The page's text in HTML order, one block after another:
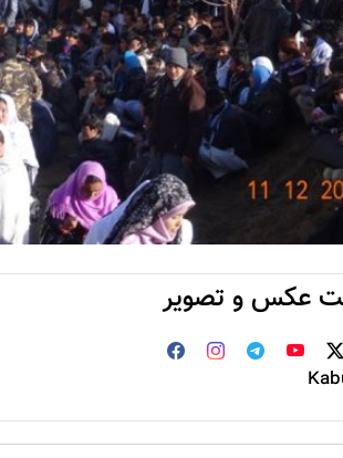
عکس و تصویر